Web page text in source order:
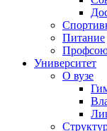
Питание
Университет
О вузе